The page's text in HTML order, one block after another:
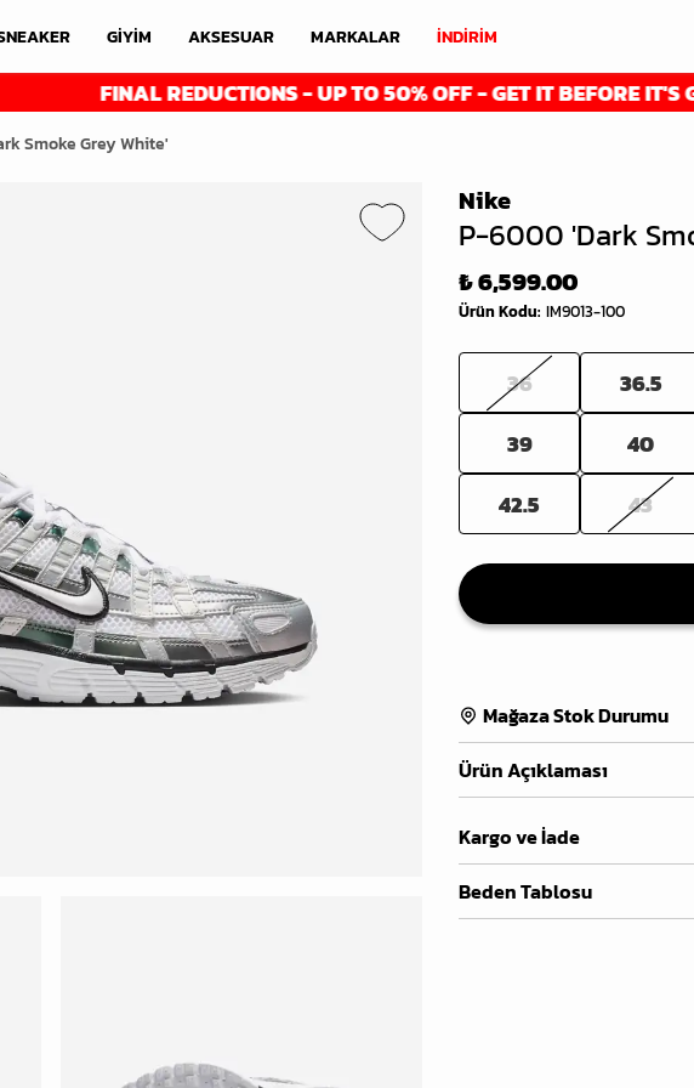
GİYİM AKSESUAR MARKALAR İNDİRİM
FINAL REDUCTIONS - UP TO 50% OFF - GET IT BEFORE IT'S GONE
Smoke Grey White'
Nike
P-6000 'Dark
₺ 6,599.00
Ürün Kodu: IM9013-100
36 36.5
39
40
42.5
43
Mağaza Stok Durumu
Ürün Açıklaması
Kargo ve İade
Beden Tablosu